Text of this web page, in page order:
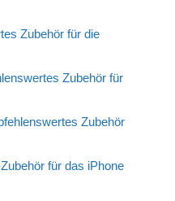
Zubehör für die
Zubehör für
Zubehör
für das iPhone